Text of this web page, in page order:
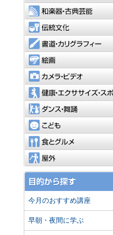
今月のおすすめ講座
早朝・夜間に学ぶ